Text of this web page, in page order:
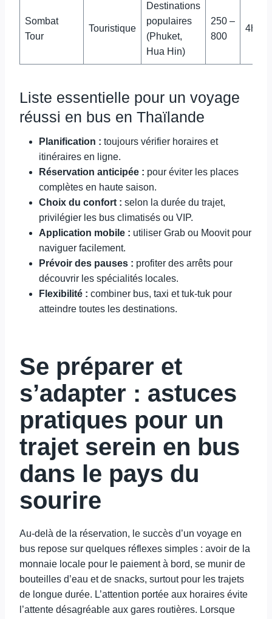
Sombat
Tour
Touristique
Destinations
populaires
(Phuket,
Hua Hin)
250 –
800
4h à
Liste essentielle pour un voyage
réussi en bus en Thaïlande
Planification : toujours vérifier horaires et
itinéraires en ligne.
Réservation anticipée : pour éviter les places
complètes en haute saison.
Choix du confort : selon la durée du trajet,
privilégier les bus climatisés ou VIP.
Application mobile : utiliser Grab ou Moovit pour
naviguer facilement.
Prévoir des pauses : profiter des arrêts pour
découvrir les spécialités locales.
Flexibilité : combiner bus, taxi et tuk-tuk pour
atteindre toutes les destinations.
Se préparer et
s’adapter : astuces
pratiques pour un
trajet serein en bus
dans le pays du
sourire
Au-delà de la réservation, le succès d’un voyage en
bus repose sur quelques réflexes simples : avoir de la
monnaie locale pour le paiement à bord, se munir de
bouteilles d’eau et de snacks, surtout pour les trajets
de longue durée. L’attention portée aux horaires évite
l’attente désagréable aux gares routières. Lorsque